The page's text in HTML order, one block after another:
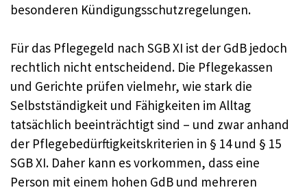
besonderen Kündigungsschutzregelungen.
Für das Pflegegeld nach SGB XI ist der GdB jedoch
rechtlich nicht entscheidend. Die Pflegekassen
und Gerichte prüfen vielmehr, wie stark die
Selbstständigkeit und Fähigkeiten im Alltag
tatsächlich beeinträchtigt sind – und zwar anhand
der Pflegebedürftigkeitskriterien in § 14 und § 15
SGB XI. Daher kann es vorkommen, dass eine
Person mit einem hohen GdB und mehreren